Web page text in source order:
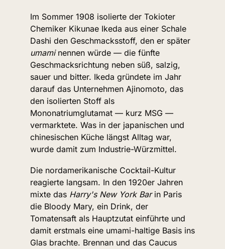
Im Sommer 1908 isolierte der Tokioter
Chemiker Kikunae Ikeda aus einer Schale
umami nennen würde — die fünfte
Geschmacksrichtung neben süß, salzig,
sauer und bitter. Ikeda gründete im Jahr
darauf das Unternehmen Ajinomoto, das
den isolierten Stoff als
Mononatriumglutamat — kurz MSG —
vermarktete. Was in der japanischen und
chinesischen Küche längst Alltag war,
wurde damit zum Industrie-Würzmittel.
Die nordamerikanische Cocktail-Kultur
reagierte langsam. In den 1920er Jahren
mixte das Harry's New York Bar in Paris
die Bloody Mary, ein Drink, der
Tomatensaft als Hauptzutat einführte und
damit erstmals eine umami-haltige Basis ins
Glas brachte. Brennan und das Caucus